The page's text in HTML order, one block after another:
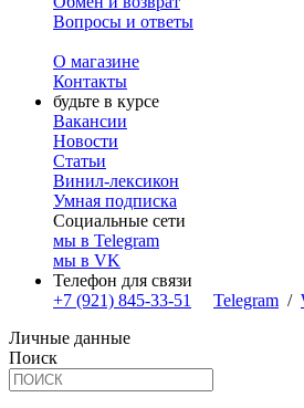
Вопросы и ответы
О магазине
Контакты
будьте в курсе
Вакансии
Новости
Статьи
Винил-лексикон
Умная подписка
Социальные сети
мы в Telegram
мы в VK
Телефон для связи
+7 (921) 845-33-51
Telegram /
Личные данные
Поиск